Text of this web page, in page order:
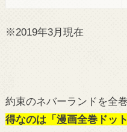
※2019年3月現在
約束のネバーランドを全
得なのは「漫画全巻ドット